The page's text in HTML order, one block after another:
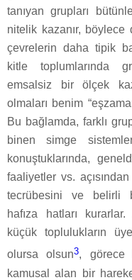
tanıyan grupları
nitelik kazanır,
çevrelerin daha tipik
kitle toplumlarında
emsalsiz bir ölçek
olmaları benim
Bu bağlamda, farklı
binen simge
konuştuklarında,
faaliyetler vs.
tecrübesini ve belirli
hafıza hatları
küçük toplulukların
olursa olsun3, görece
kamusal alan bir